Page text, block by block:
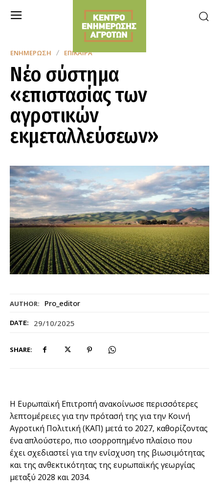
AUTHOR: Pro_editor
DATE: 29/10/2025
SHARE:
ΕΝΗΜΈΡΩΣΗ ΕΠΊΚΑΙΡΑ
Νέο σύστημα
«επιστασίας των
αγροτικών
εκμεταλλεύσεων»
Η Ευρωπαϊκή Επιτροπή ανακοίνωσε περισσότερες
λεπτομέρειες για την πρότασή της για την Κοινή
Αγροτική Πολιτική (ΚΑΠ) μετά το 2027, καθορίζοντας
ένα απλούστερο, πιο ισορροπημένο πλαίσιο που
έχει σχεδιαστεί για την ενίσχυση της βιωσιμότητας
και της ανθεκτικότητας της ευρωπαϊκής γεωργίας
μεταξύ 2028 και 2034.